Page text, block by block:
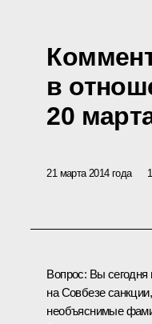
в
20
21 марта 2014 года
Вопрос: Вы сегодня
на Совбезе
необъяснимые